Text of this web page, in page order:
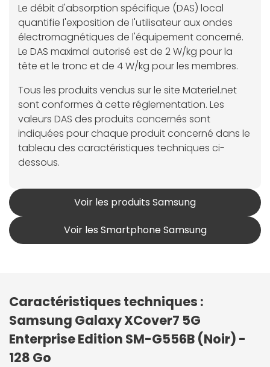
Le débit d'absorption spécifique (DAS) local
quantifie l'exposition de l'utilisateur aux ondes
électromagnétiques de l'équipement concerné.
Le DAS maximal autorisé est de 2 W/kg pour la
tête et le tronc et de 4 W/kg pour les membres.
Tous les produits vendus sur le site Materiel.net
sont conformes à cette réglementation. Les
valeurs DAS des produits concernés sont
indiquées pour chaque produit concerné dans le
tableau des caractéristiques techniques ci-
dessous.
Voir les produits Samsung
Voir les Smartphone Samsung
Caractéristiques techniques :
Samsung Galaxy XCover7 5G
Enterprise Edition SM-G556B (Noir) -
128 Go